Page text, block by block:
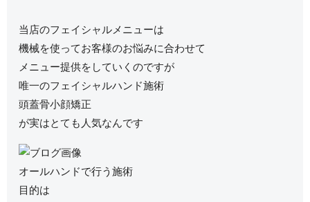
当店のフェイシャルメニューは
機械を使ってお客様のお悩みに合わせて
メニュー提供をしていくのですが
唯一のフェイシャルハンド施術
頭蓋骨小顔矯正
が実はとても人気なんです
オールハンドで行う施術
目的は